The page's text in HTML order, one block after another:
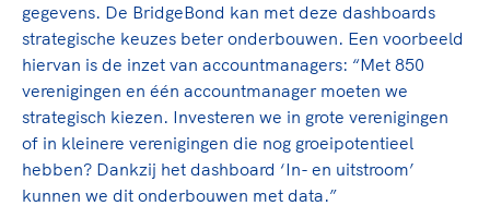
gegevens. De BridgeBond kan met deze dashboards
strategische keuzes beter onderbouwen. Een voorbeeld
hiervan is de inzet van accountmanagers: “Met 850
verenigingen en één accountmanager moeten we
strategisch kiezen. Investeren we in grote verenigingen
of in kleinere verenigingen die nog groeipotentieel
hebben? Dankzij het dashboard ‘In- en uitstroom’
kunnen we dit onderbouwen met data.”